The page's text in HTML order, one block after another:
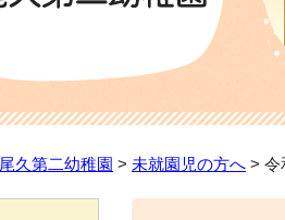
尾久第二幼稚園 > 未就園児の方へ >